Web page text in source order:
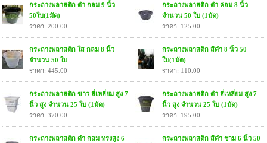
กระถางพลาสติก ดำ กลม 9 นิ้ว
50ใบ(1มัด)
ราคา: 200.00
กระถางพลาสติก ดำ ค่อม 8 นิ้ว
จำนวน 50 ใบ (1มัด)
ราคา: 125.00
กระถางพลาสติก ใส กลม 8 นิ้ว
จำนวน 50 ใบ
ราคา: 445.00
กระถางพลาสติก สีดำ 8 นิ้ว 50
ใบ(1มัด)
ราคา: 110.00
กระถางพลาสติก ขาว สี่เหลี่ยม สูง 7
นิ้ว สูง จำนวน 25 ใบ (1มัด)
ราคา: 370.00
กระถางพลาสติก ดำ สี่เหลี่ยม สูง 7
นิ้ว สูง จำนวน 25 ใบ (1มัด)
ราคา: 195.00
กระถางพลาสติก ดำ กลม ทรงสูง 6
กระถางพลาสติก สีดำ ชาม 6 นิ้ว 50